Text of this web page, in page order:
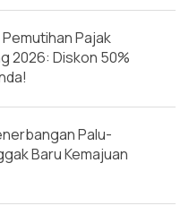
Pajak
2026: Diskon 50%
Palu-
Baru Kemajuan